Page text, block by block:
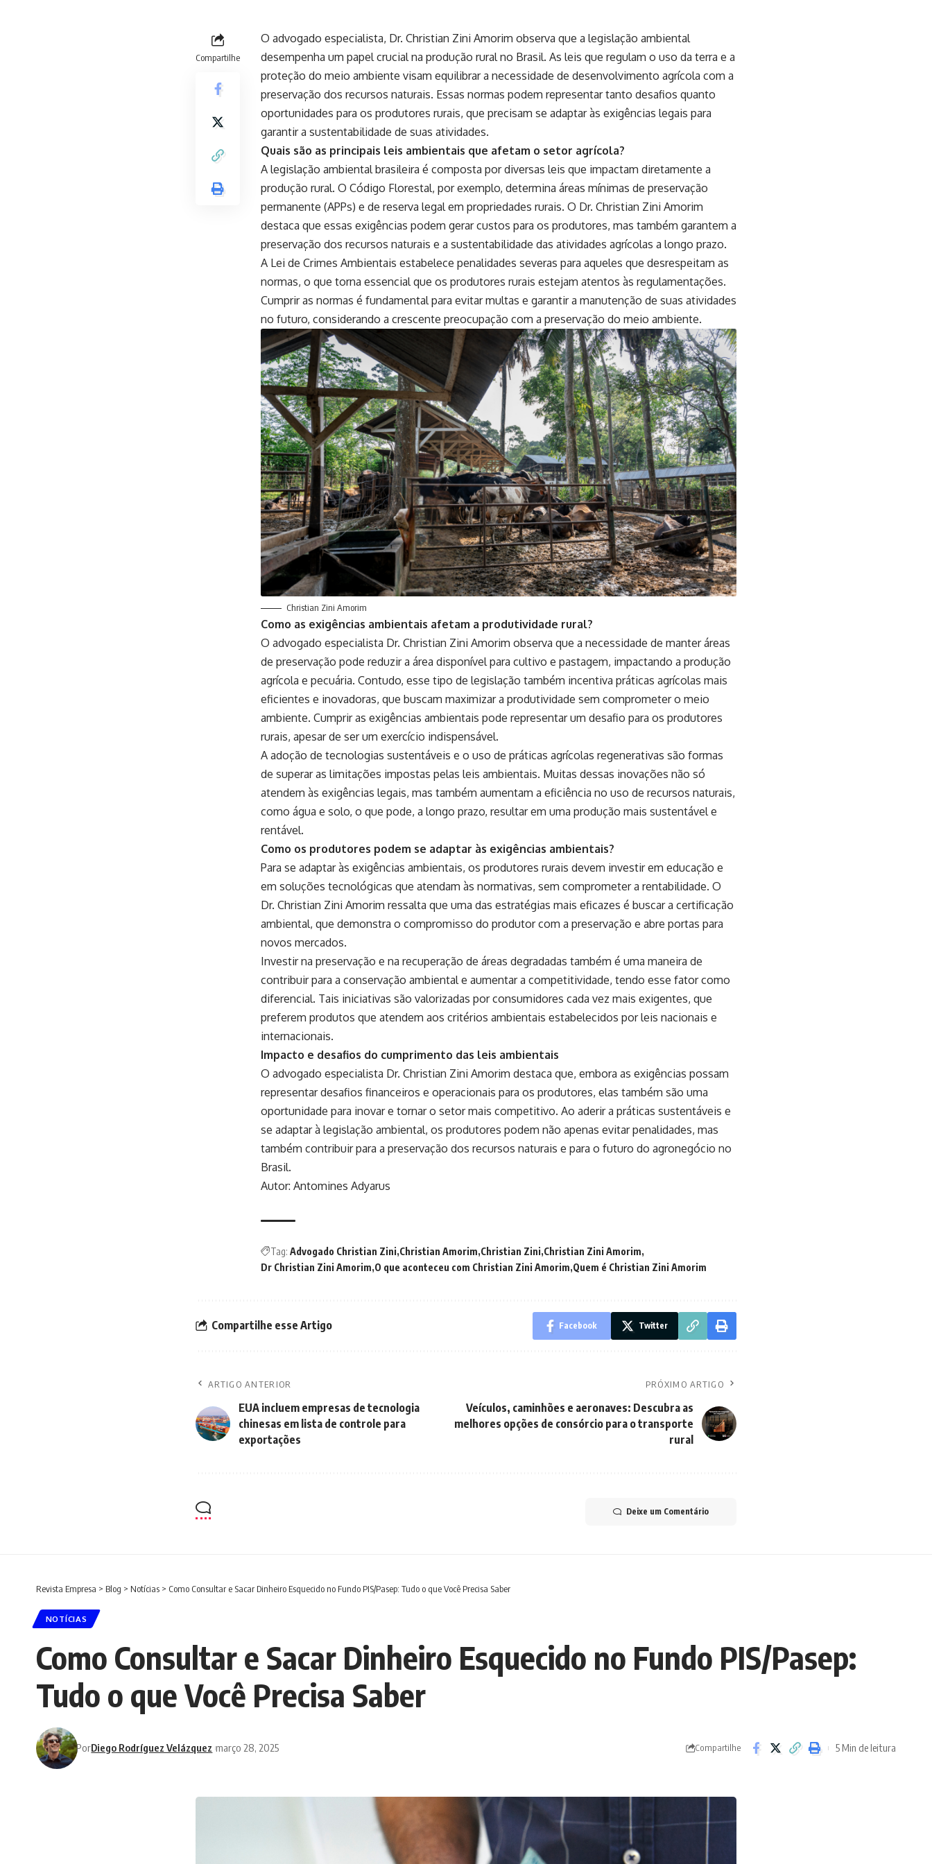
Compartilhe
O advogado especialista, Dr. Christian Zini Amorim observa que a legislação ambiental
desempenha um papel crucial na produção rural no Brasil. As leis que regulam o uso da terra e a
proteção do meio ambiente visam equilibrar a necessidade de desenvolvimento agrícola com a
preservação dos recursos naturais. Essas normas podem representar tanto desafios quanto
oportunidades para os produtores rurais, que precisam se adaptar às exigências legais para
garantir a sustentabilidade de suas atividades.
Quais são as principais leis ambientais que afetam o setor agrícola?
A legislação ambiental brasileira é composta por diversas leis que impactam diretamente a
produção rural. O Código Florestal, por exemplo, determina áreas mínimas de preservação
permanente (APPs) e de reserva legal em propriedades rurais. O Dr. Christian Zini Amorim
destaca que essas exigências podem gerar custos para os produtores, mas também garantem a
preservação dos recursos naturais e a sustentabilidade das atividades agrícolas a longo prazo.
A Lei de Crimes Ambientais estabelece penalidades severas para aqueles que desrespeitam as
normas, o que torna essencial que os produtores rurais estejam atentos às regulamentações.
Cumprir as normas é fundamental para evitar multas e garantir a manutenção de suas atividades
no futuro, considerando a crescente preocupação com a preservação do meio ambiente.
Christian Zini Amorim
Como as exigências ambientais afetam a produtividade rural?
O advogado especialista Dr. Christian Zini Amorim observa que a necessidade de manter áreas
de preservação pode reduzir a área disponível para cultivo e pastagem, impactando a produção
agrícola e pecuária. Contudo, esse tipo de legislação também incentiva práticas agrícolas mais
eficientes e inovadoras, que buscam maximizar a produtividade sem comprometer o meio
ambiente. Cumprir as exigências ambientais pode representar um desafio para os produtores
rurais, apesar de ser um exercício indispensável.
A adoção de tecnologias sustentáveis e o uso de práticas agrícolas regenerativas são formas
de superar as limitações impostas pelas leis ambientais. Muitas dessas inovações não só
atendem às exigências legais, mas também aumentam a eficiência no uso de recursos naturais,
como água e solo, o que pode, a longo prazo, resultar em uma produção mais sustentável e
rentável.
Como os produtores podem se adaptar às exigências ambientais?
Para se adaptar às exigências ambientais, os produtores rurais devem investir em educação e
em soluções tecnológicas que atendam às normativas, sem comprometer a rentabilidade. O
Dr. Christian Zini Amorim ressalta que uma das estratégias mais eficazes é buscar a certificação
ambiental, que demonstra o compromisso do produtor com a preservação e abre portas para
novos mercados.
Investir na preservação e na recuperação de áreas degradadas também é uma maneira de
contribuir para a conservação ambiental e aumentar a competitividade, tendo esse fator como
diferencial. Tais iniciativas são valorizadas por consumidores cada vez mais exigentes, que
preferem produtos que atendem aos critérios ambientais estabelecidos por leis nacionais e
internacionais.
Impacto e desafios do cumprimento das leis ambientais
O advogado especialista Dr. Christian Zini Amorim destaca que, embora as exigências possam
representar desafios financeiros e operacionais para os produtores, elas também são uma
oportunidade para inovar e tornar o setor mais competitivo. Ao aderir a práticas sustentáveis e
se adaptar à legislação ambiental, os produtores podem não apenas evitar penalidades, mas
também contribuir para a preservação dos recursos naturais e para o futuro do agronegócio no
Brasil.
Autor: Antomines Adyarus
Tag: Advogado Christian Zini Christian Amorim Christian Zini Christian Zini Amorim
Dr Christian Zini Amorim O que aconteceu com Christian Zini Amorim Quem é Christian Zini Amorim
Compartilhe esse Artigo Facebook Twitter
ARTIGO ANTERIOR
EUA incluem empresas de tecnologia
chinesas em lista de controle para
exportações
PRÓXIMO ARTIGO
Veículos, caminhões e aeronaves: Descubra as
melhores opções de consórcio para o transporte
rural
Deixe um Comentário
Revista Empresa > Blog > Notícias > Como Consultar e Sacar Dinheiro Esquecido no Fundo PIS/Pasep: Tudo o que Você Precisa Saber
NOTÍCIAS
Como Consultar e Sacar Dinheiro Esquecido no Fundo PIS/Pasep:
Tudo o que Você Precisa Saber
PorDiego Rodríguez Velázquez março 28, 2025 Compartilhe 5 Min de leitura